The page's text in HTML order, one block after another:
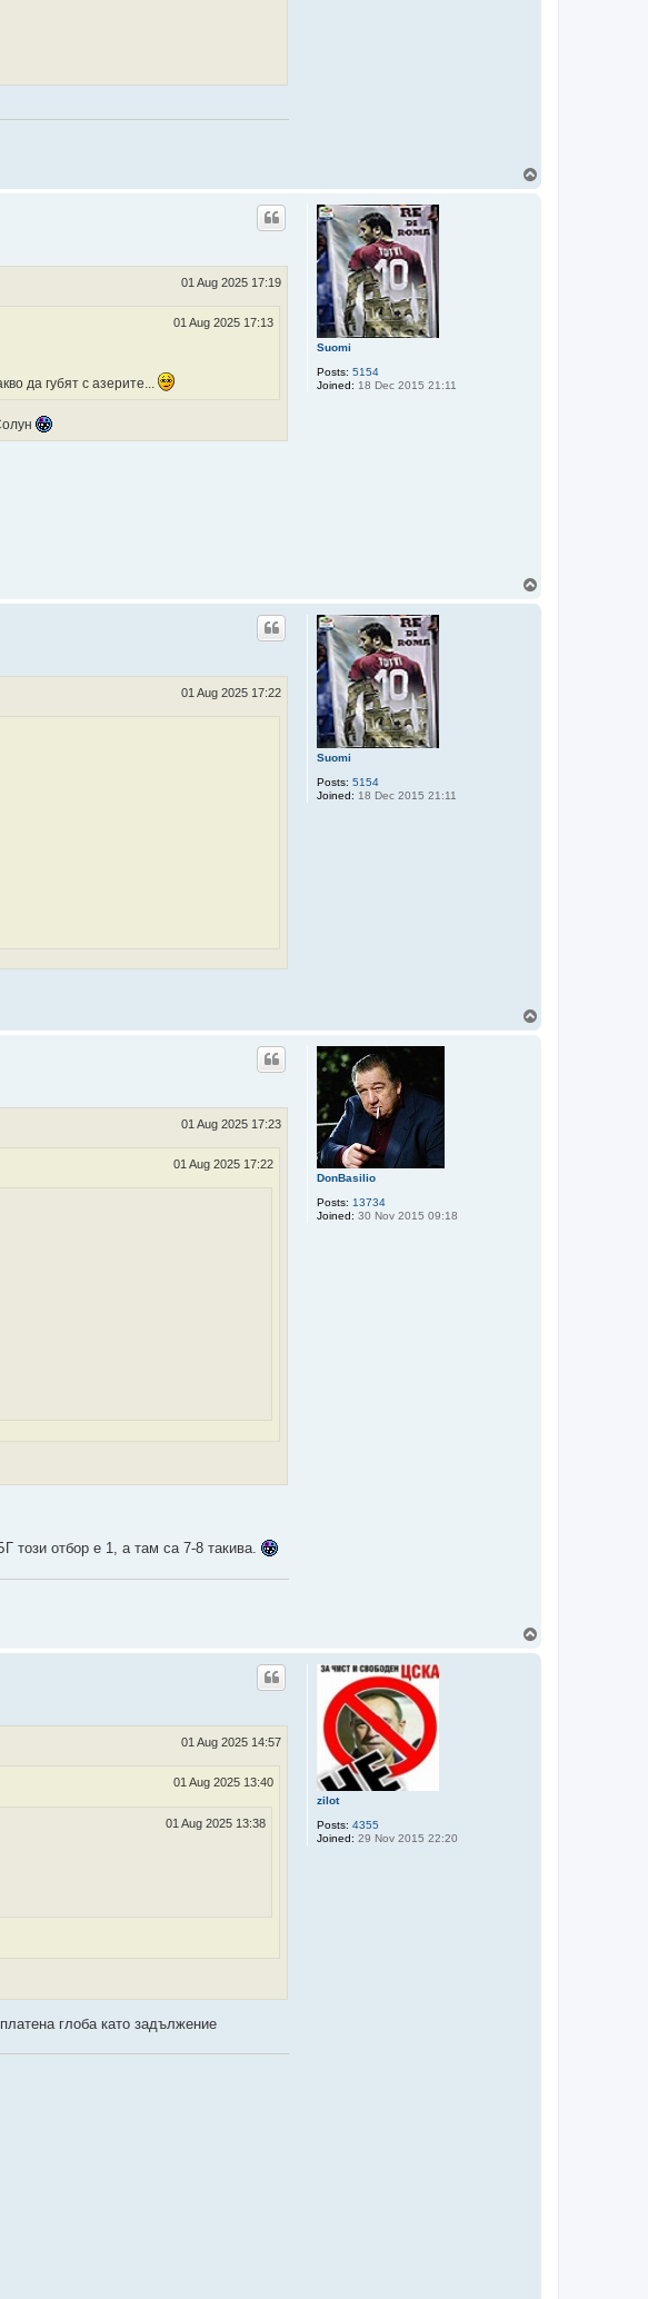
Suomi
Posts: 5154
Joined: 18 Dec 2015 21:11
01 Aug 2025 17:19
01 Aug 2025 17:13
да губят с азерите...
Suomi
Posts: 5154
Joined: 18 Dec 2015 21:11
01 Aug 2025 17:22
DonBasilio
Posts: 13734
Joined: 30 Nov 2015 09:18
01 Aug 2025 17:23
01 Aug 2025 17:22
този отбор е 1, а там са 7-8 такива.
zilot
Posts: 4355
Joined: 29 Nov 2015 22:20
01 Aug 2025 14:57
01 Aug 2025 13:40
01 Aug 2025 13:38
глоба като задължение